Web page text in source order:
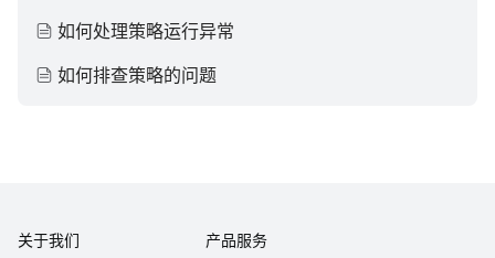
如何处理策略运行异常
如何排查策略的问题
关于我们
产品服务